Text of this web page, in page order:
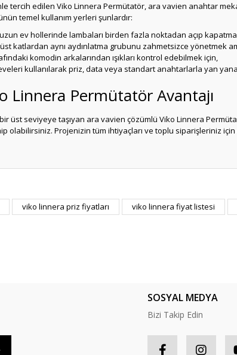
tercih edilen Viko Linnera Permütatör, ara vavien anahtar
temel kullanım yerleri şunlardır:
ev hollerinde lambaları birden fazla noktadan açıp
katlardan aynı aydınlatma grubunu zahmetsizce yönetmek
komodin arkalarından ışıkları kontrol edebilmek için,
kullanılarak priz, data veya standart anahtarlarla yan
Linnera Permütatör Avantajı
üst seviyeye taşıyan ara vavien çözümlü Viko Linnera
olabilirsiniz. Projenizin tüm ihtiyaçları ve toplu siparişleriniz
Bu ürüne ilk yorumu siz yapın!
viko linnera priz fiyatları viko linnera fiyat listesi
SOSYAL MEDYA
Bizi Takip Edin